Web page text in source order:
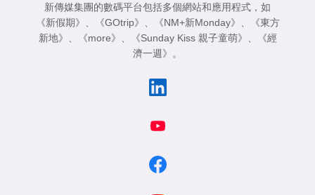
新傳媒集團的數碼平台包括多個網站和應用程式，如
《新假期》
《GOtrip》 《NM+新Monday》
《東方
新地》
《more》 《Sunday Kiss 親子童萌》
《經
濟一週》
。